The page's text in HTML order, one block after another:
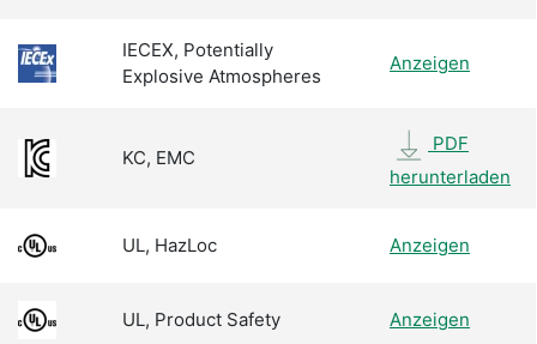
IECEX, Potentially
Explosive Atmospheres
Anzeigen
KC, EMC
PDF
herunterladen
UL, HazLoc Anzeigen
UL, Product Safety Anzeigen